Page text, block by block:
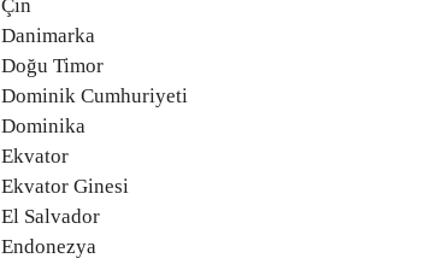
Çin
Danimarka
Doğu Timor
Dominik Cumhuriyeti
Dominika
Ekvator
Ekvator Ginesi
El Salvador
Endonezya